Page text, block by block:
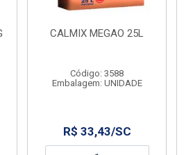
CALMIX MEGAO 25L
Código: 3588
Embalagem: UNIDADE
R$ 33,43/SC